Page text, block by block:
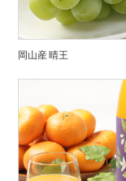
岡山産 晴王